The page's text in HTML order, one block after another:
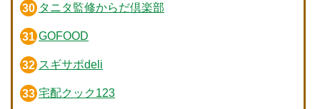
タニタ監修からだ倶楽部
GOFOOD
スギサポdeli
宅配クック123